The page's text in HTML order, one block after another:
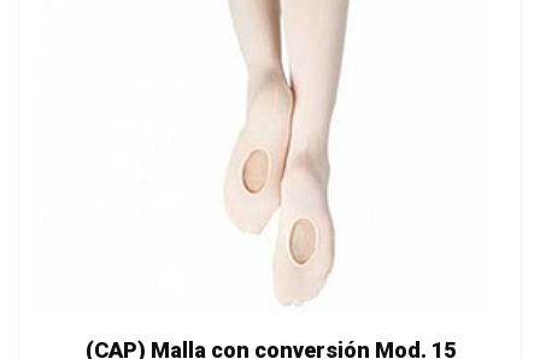
(CAP) Malla con conversión Mod. 15